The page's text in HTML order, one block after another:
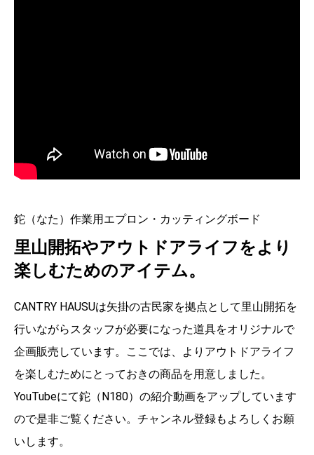
鉈（なた）作業用エプロン・カッティングボード
里山開拓やアウトドアライフをより
楽しむためのアイテム。
CANTRY HAUSUは矢掛の古民家を拠点として里山開拓を
行いながらスタッフが必要になった道具をオリジナルで
企画販売しています。ここでは、よりアウトドアライフ
を楽しむためにとっておきの商品を用意しました。
YouTubeにて鉈（N180）の紹介動画をアップしています
ので是非ご覧ください。チャンネル登録もよろしくお願
いします。